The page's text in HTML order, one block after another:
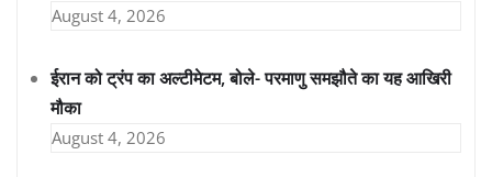
August 4, 2026
ईरान को ट्रंप का अल्टीमेटम, बोले- परमाणु समझौते का यह आखिरी
मौका
August 4, 2026